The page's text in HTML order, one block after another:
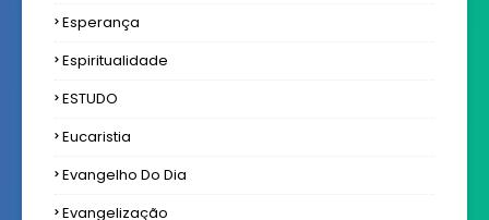
Esperança
Espiritualidade
ESTUDO
Eucaristia
Evangelho Do Dia
Evangelização